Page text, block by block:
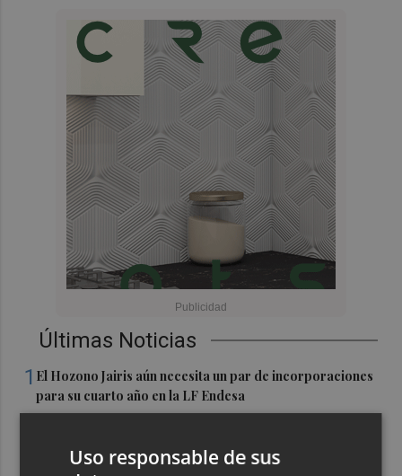
Últimas Noticias
1 El Hozono Jairis aún necesita un par de incorporaciones
para su cuarto año en la LF Endesa
más allá de la rehabilitación: ¿retorno de la Dama?
Uso responsable de sus